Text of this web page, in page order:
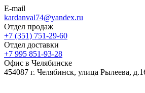
E-mail
kardanval74@yandex.ru
Отдел продаж
+7 (351) 751-29-60
Отдел доставки
+7 995 851-93-28
Офис в Челябинске
454087 г. Челябинск, улица Рылеева,